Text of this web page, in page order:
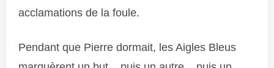
acclamations de la foule.
Pendant que Pierre dormait, les Aigles Bleus